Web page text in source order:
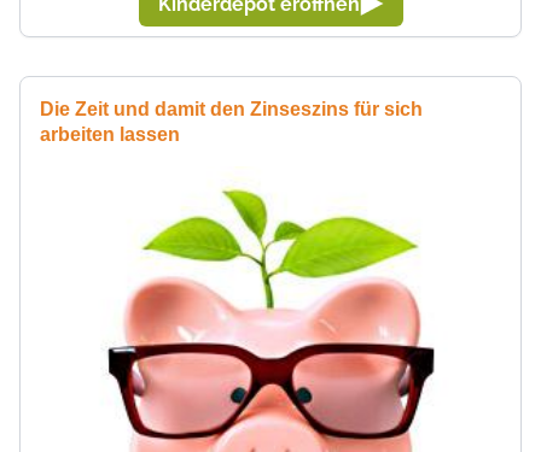
Die Zeit und damit den Zinseszins für sich
arbeiten lassen